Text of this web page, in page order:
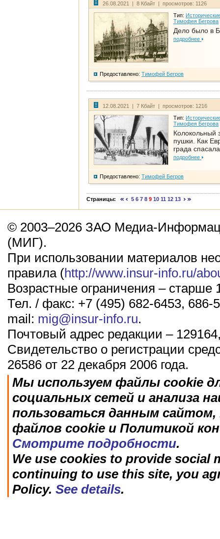
26.08.2021 | 8 Кбайт | просмотров: 1126
Тип:
Тимофея Бегрова
Дело было в
подробнее
Предоставлено: Тимофей Бегров
12.08.2021 | 7 Кбайт | просмотров: 1216
Тип:
Тимофея Бегрова
Колокольный
пушки. Как
града
подробнее
Предоставлено: Тимофей Бегров
Страницы: 5 6 7 8 9 10 11 12 13
© 2003–2026 ЗАО Медиа-
(МИГ).
При использовании материалов
правила (http://www.insur-info.ru/
Возрастные ограничения – старше
Тел. / факс: +7 (495) 682-6453, 686-
mail: mig@insur-info.ru.
Почтовый адрес редакции –
Свидетельство о регистрации
26586 от 22 декабря 2006 года.
Мы используем файлы cookie
социальных сетей и анализа
пользоваться данным
файлов cookie и Политикой
Смотрите подробности.
We use cookies to provide social
continuing to use this site, you
Policy. See details.